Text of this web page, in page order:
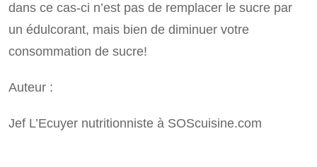
dans ce cas-ci n’est pas de remplacer le sucre par
un édulcorant, mais bien de diminuer votre
consommation de sucre!
Auteur :
Jef L’Ecuyer nutritionniste à SOScuisine.com